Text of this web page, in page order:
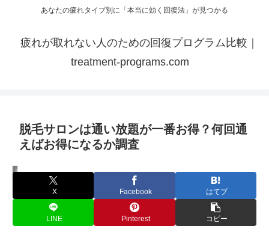
あなたの疲れタイプ別に「本当に効く回復法」が見つかる
疲れが取れない人のための回復プログラム比較｜
treatment-programs.com
脱毛サロンは通い放題が一番お得？何回通
えばお得になるか調査
脱毛
X Facebook はてブ
LINE Pinterest コピー